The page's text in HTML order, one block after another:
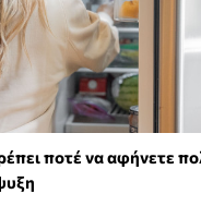
ποτέ να αφήνετε